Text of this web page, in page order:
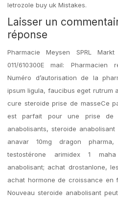
letrozole buy uk Mistakes.
Laisser un
réponse
Pharmacie Meysen SPRL
011/610300E mail: Pharmacien
Numéro d’autorisation de la
ipsum ligula, faucibus eget rutrum
cure steroide prise de masseCe
est parfait pour une prise de
anabolisants, steroide
anavar 10mg dragon
testostérone arimidex 1
anabolisant; achat drostanlone,
achat hormone de croissance en
Nouveau steroide anabolisant